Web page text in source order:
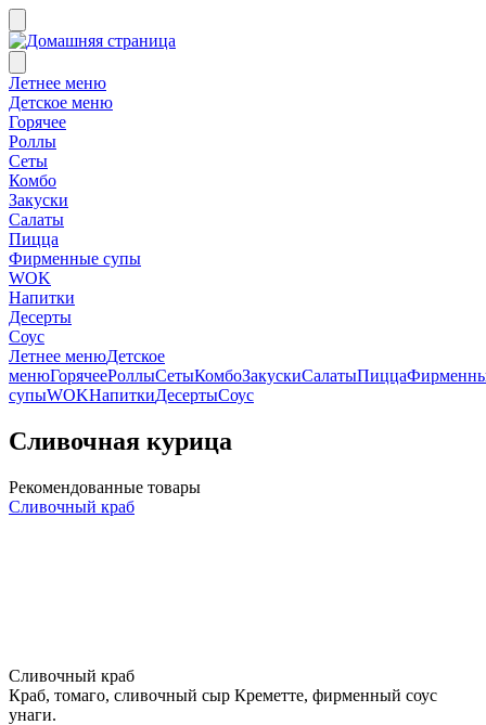
Летнее меню
Детское меню
Горячее
Роллы
Сеты
Комбо
Закуски
Салаты
Пицца
Фирменные супы
WOK
Напитки
Десерты
Соус
Летнее менюДетское
менюГорячееРоллыСетыКомбоЗакускиСалатыПицца
супыWOKНапиткиДесертыСоус
Сливочная курица
Рекомендованные товары
Сливочный краб
Сливочный краб
Краб, томаго, сливочный сыр Креметте, фирменный соус
унаги.